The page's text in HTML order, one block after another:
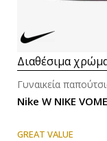
Διαθέσιμα
Nike W NIKE
Γυναικεία
GREAT VALUE